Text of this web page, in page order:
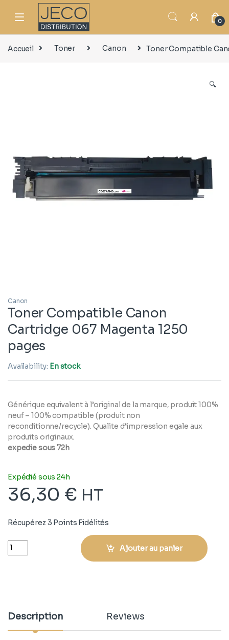
0
Accueil Toner Canon Toner Compatible
🔍
Canon
Toner Compatible Canon
Cartridge 067 Magenta 1250
pages
Availability: En stock
Générique equivalent à l’original de la marque, produit 100%
neuf – 100% compatible (produit non
reconditionne/recycle). Qualite d’impression egale aux
produits originaux.
expedie sous 72h
Expédié sous 24h
36,30 € HT
Récupérez 3 Points Fidélités
Quantity Ajouter au panier
Description Reviews